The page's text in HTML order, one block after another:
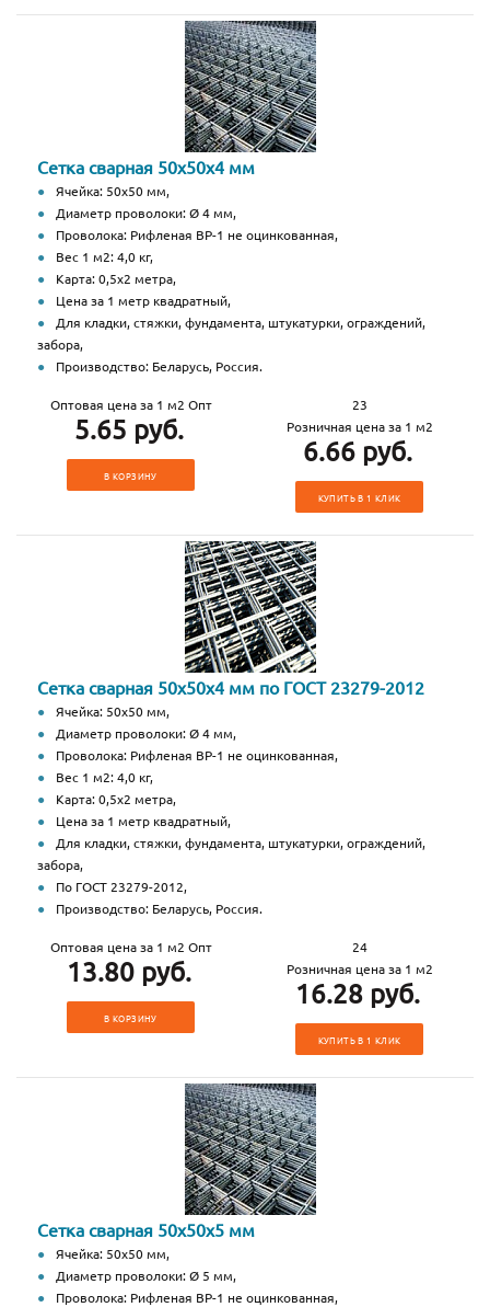
Сетка сварная 50х50х4 мм
Ячейка: 50х50 мм,
Диаметр проволоки: Ø 4 мм,
Проволока: Рифленая ВР-1 не оцинкованная,
Вес 1 м2: 4,0 кг,
Карта: 0,5х2 метра,
Цена за 1 метр квадратный,
Для кладки, стяжки, фундамента, штукатурки, ограждений,
забора,
Производство: Беларусь, Россия.
Оптовая цена за 1 м2 Опт
5.65 руб.
В КОРЗИНУ
23
Розничная цена за 1 м2
6.66 руб.
КУПИТЬ В 1 КЛИК
Сетка сварная 50х50х4 мм по ГОСТ 23279-2012
Ячейка: 50х50 мм,
Диаметр проволоки: Ø 4 мм,
Проволока: Рифленая ВР-1 не оцинкованная,
Вес 1 м2: 4,0 кг,
Карта: 0,5х2 метра,
Цена за 1 метр квадратный,
Для кладки, стяжки, фундамента, штукатурки, ограждений,
забора,
По ГОСТ 23279-2012,
Производство: Беларусь, Россия.
Оптовая цена за 1 м2 Опт
13.80 руб.
В КОРЗИНУ
24
Розничная цена за 1 м2
16.28 руб.
КУПИТЬ В 1 КЛИК
Сетка сварная 50х50х5 мм
Ячейка: 50х50 мм,
Диаметр проволоки: Ø 5 мм,
Проволока: Рифленая ВР-1 не оцинкованная,